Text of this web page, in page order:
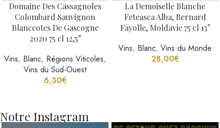
Domaine Des Cassagnoles
Colombard Sauvignon
Blanccotes De Gascogne
2020 75 cl 12,5°
Vins, Blanc, Régions Viticoles,
Vins du Sud-Ouest
6,30€
La Demoiselle Blanche
Feteasca Alba, Bernard
Fayolle, Moldavie 75 cl 13°
Vins, Blanc, Vins du Monde
28,00€
Notre Instagram